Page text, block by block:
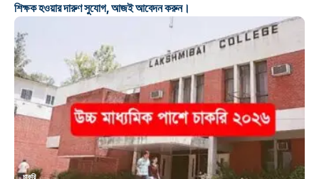
শিক্ষক হওয়ার দারুণ সুযোগ, আজই আবেদন করুন।